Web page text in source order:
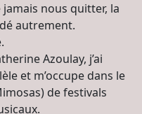
nous quitter, la
autrement.
Azoulay, j’ai
et m’occupe dans le
de festivals